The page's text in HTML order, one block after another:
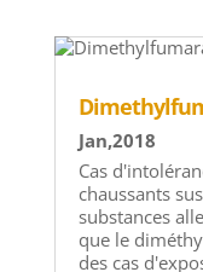
Jan,2018
Cas
chaussants
substances
que le
des cas